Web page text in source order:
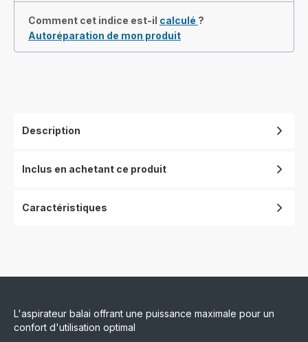
Comment cet indice est-il calculé ?
Autoréparation de mon produit
Description
Inclus en achetant ce produit
Caractéristiques
L'aspirateur balai offrant une puissance maximale pour un
confort d'utilisation optimal